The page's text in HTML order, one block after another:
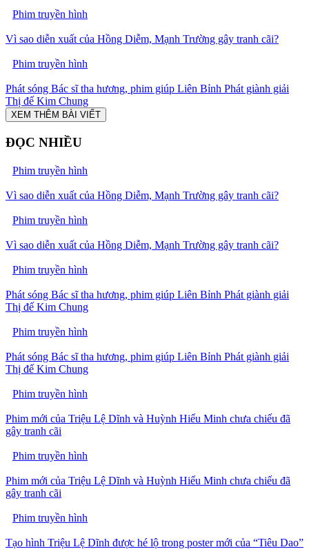
Phim truyền hình
Vì sao diễn xuất của Hồng Diễm, Mạnh Trường gây tranh cãi?
Phim truyền hình
Phát sóng Bác sĩ tha hương, phim giúp Liên Bỉnh Phát giành giải
Thị đế Kim Chung
XEM THÊM BÀI VIẾT
ĐỌC NHIỀU
Phim truyền hình
Vì sao diễn xuất của Hồng Diễm, Mạnh Trường gây tranh cãi?
Phim truyền hình
Vì sao diễn xuất của Hồng Diễm, Mạnh Trường gây tranh cãi?
Phim truyền hình
Phát sóng Bác sĩ tha hương, phim giúp Liên Bỉnh Phát giành giải
Thị đế Kim Chung
Phim truyền hình
Phát sóng Bác sĩ tha hương, phim giúp Liên Bỉnh Phát giành giải
Thị đế Kim Chung
Phim truyền hình
Phim mới của Triệu Lệ Dĩnh và Huỳnh Hiểu Minh chưa chiếu đã
gây tranh cãi
Phim truyền hình
Phim mới của Triệu Lệ Dĩnh và Huỳnh Hiểu Minh chưa chiếu đã
gây tranh cãi
Phim truyền hình
Tạo hình Triệu Lệ Dĩnh được hé lộ trong poster mới của “Tiêu Dao”